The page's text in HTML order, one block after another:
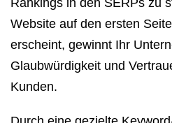
Rankings in den SERPs zu
Website auf den ersten
erscheint, gewinnt Ihr
Glaubwürdigkeit und
Kunden.